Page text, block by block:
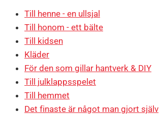
Till henne - en ullsjal
Till honom - ett bälte
Till kidsen
Kläder
För den som gillar hantverk & DIY
Till julklappsspelet
Till hemmet
Det finaste är något man gjort själv